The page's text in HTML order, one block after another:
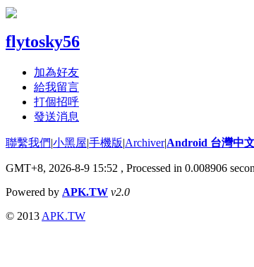
flytosky56
加為好友
給我留言
打個招呼
發送消息
聯繫我們|小黑屋|手機版|Archiver|Android 台灣中
GMT+8, 2026-8-9 15:52 , Processed in 0.008906
Powered by APK.TW v2.0
© 2013 APK.TW